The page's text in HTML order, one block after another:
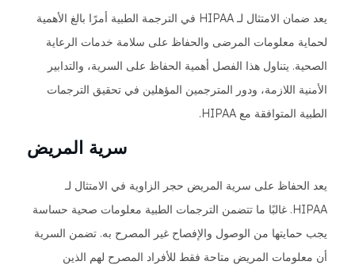
يعد ضمان الامتثال لـ HIPAA في الترجمة الطبية أمرًا بالغ الأهمية
لحماية معلومات المرضى والحفاظ على سلامة خدمات الرعاية
الصحية. يتناول هذا الفصل أهمية الحفاظ على السرية، والتدابير
الأمنية اللازمة، ودور المترجمين المؤهلين في تحقيق الترجمات
الطبية المتوافقة مع HIPAA.
سرية المريض
يعد الحفاظ على سرية المريض حجر الزاوية في الامتثال لـ
HIPAA. غالبًا ما تتضمن الترجمات الطبية معلومات صحية حساسة
يجب حمايتها من الوصول والإفصاح غير المصرح به. تضمن السرية
أن معلومات المريض متاحة فقط للأفراد المصرح لهم الذين